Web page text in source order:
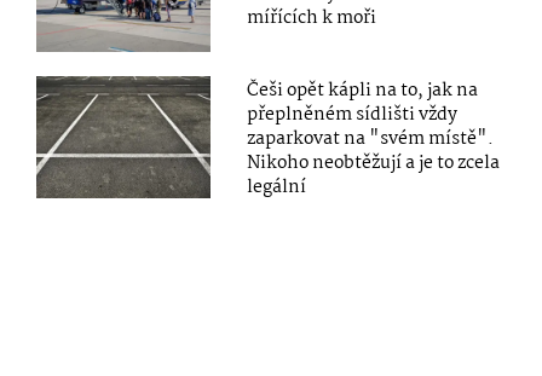
mířících k moři
Češi opět kápli na to, jak na
přeplněném sídlišti vždy
zaparkovat na "svém místě".
Nikoho neobtěžují a je to zcela
legální